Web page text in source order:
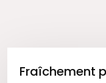
Fraîchement